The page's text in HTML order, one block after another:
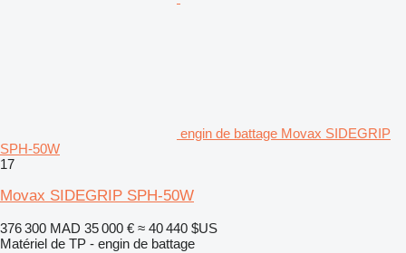
engin de battage Movax SIDEGRIP
SPH-50W
17
Movax SIDEGRIP SPH-50W
376 300 MAD 35 000 € ≈ 40 440 $US
Matériel de TP - engin de battage